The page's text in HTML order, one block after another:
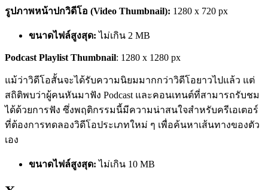
รูปภาพหน้าปกวิดีโอ (Video Thumbnail): 1280 x 720 px
ขนาดไฟล์สูงสุด:ไม่เกิน 2 MB
Podcast Playlist Thumbnail: 1280 x 1280 px
แม้ว่าวิดีโอสั้นจะได้รับความนิยมมากกว่าวิดีโอยาวไปแล้ว แต่
สถิติพบว่าผู้คนหันมาฟัง Podcast และคอนเทนต์ที่สามารถรับชม
ได้ด้วยการฟัง ซึ่งพฤติกรรมนี้มีความน่าสนใจสำหรับครีเอเตอร์
ที่ต้องการทดลองวิดีโอประเภทใหม่ ๆ เพื่อค้นหาเส้นทางของตัว
เอง
ขนาดไฟล์สูงสุด:ไม่เกิน 10 MB